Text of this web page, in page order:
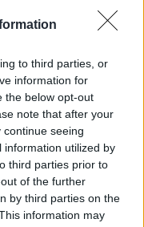
to third parties, or
information for
the below opt-out
note that after your
seeing
information utilized by
third parties prior to
of the further
by third parties on the
information may
να
τους σε
θα
κατά το
θα